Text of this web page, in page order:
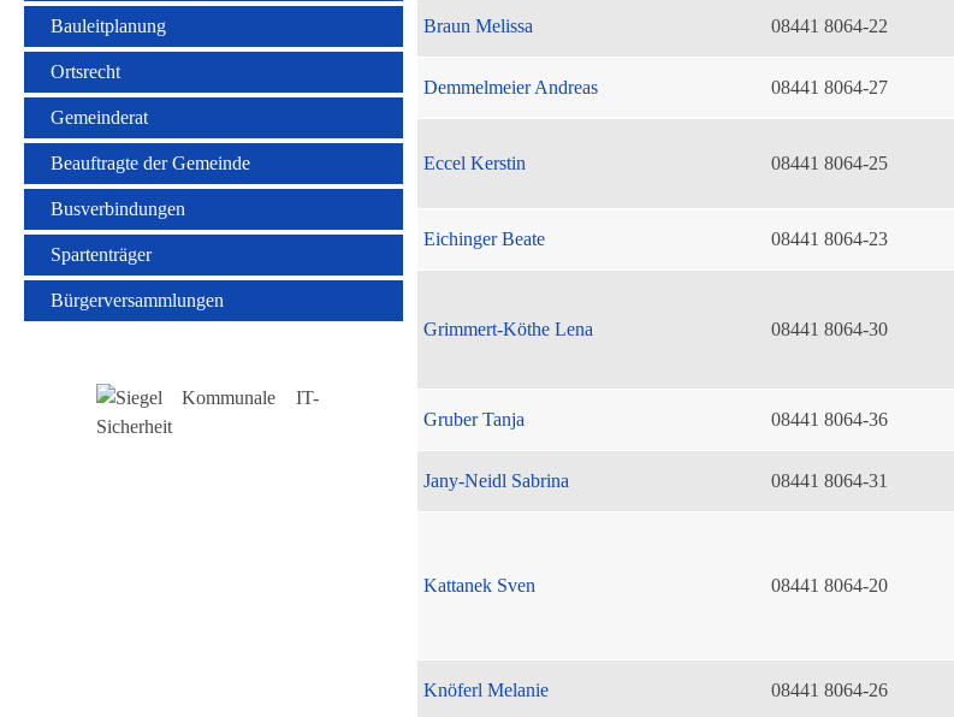
Bauleitplanung
Ortsrecht
Gemeinderat
Beauftragte der Gemeinde
Busverbindungen
Spartenträger
Bürgerversammlungen
Braun Melissa 08441 8064-22
Demmelmeier Andreas 08441 8064-27
Eccel Kerstin
08441 8064-25
Eichinger Beate 08441 8064-23
Grimmert-Köthe Lena 08441 8064-30
Gruber Tanja 08441 8064-36
Jany-Neidl Sabrina 08441 8064-31
Kattanek Sven
08441 8064-20
Knöferl Melanie 08441 8064-26